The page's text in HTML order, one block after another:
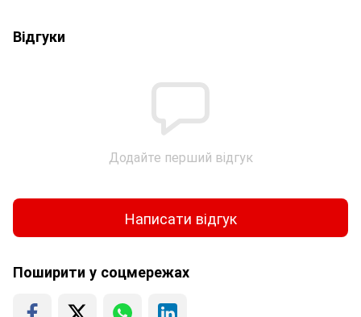
Відгуки
Додайте перший відгук
Написати відгук
Поширити у соцмережах